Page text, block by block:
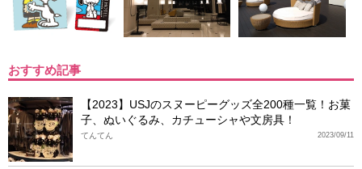
おすすめ記事
【2023】USJのスヌーピーグッズ全200種一覧！お菓
子、ぬいぐるみ、カチューシャや文房具！
2023/09/11
てんてん